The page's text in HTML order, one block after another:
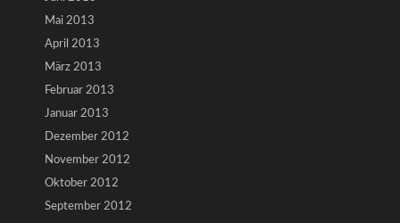
Mai 2013
April 2013
März 2013
Februar 2013
Januar 2013
Dezember 2012
November 2012
Oktober 2012
September 2012